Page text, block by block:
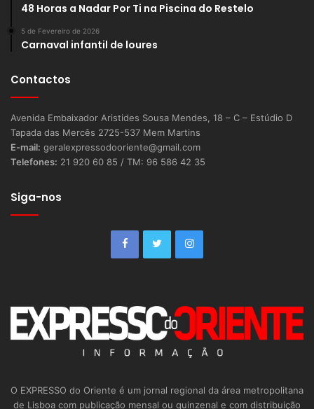
48 Horas a Nadar Por Ti na Piscina do Restelo
5 de Fevereiro de 2026
Carnaval infantil de loures
Contactos
Avenida Embaixador Aristides Sousa Mendes, 18 – C – Estúdio D
Tapada das Mercês 2725-537 Mem Martins
E-mail: geralexpressodooriente@gmail.com
Telefones: 21 920 60 85 / TM: 96 586 42 35
Siga-nos
O EXPRESSO do Oriente é um jornal regional da área metropolitana
de Lisboa com publicação mensal ou quinzenal e com distribuição